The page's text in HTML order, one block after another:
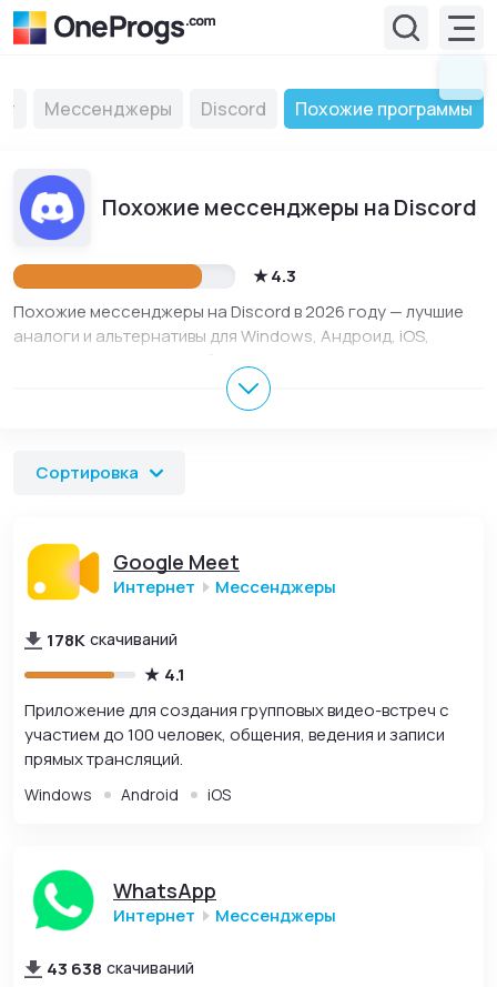
Мессенджеры Discord Похожие программы
Похожие мессенджеры на Discord
4.3
Похожие мессенджеры на Discord в 2026 году — лучшие
аналоги и альтернативы для Windows, Андроид, iOS,
похожие на Discord для ПК и телефона. Сравнивайте
функции, характеристики и выбирайте подходящий вариант
Сортировка
Google Meet
Интернет Мессенджеры
178K скачиваний
4.1
Приложение для создания групповых видео-встреч с
участием до 100 человек, общения, ведения и записи
прямых трансляций.
Windows Android iOS
WhatsApp
Интернет Мессенджеры
43 638 скачиваний